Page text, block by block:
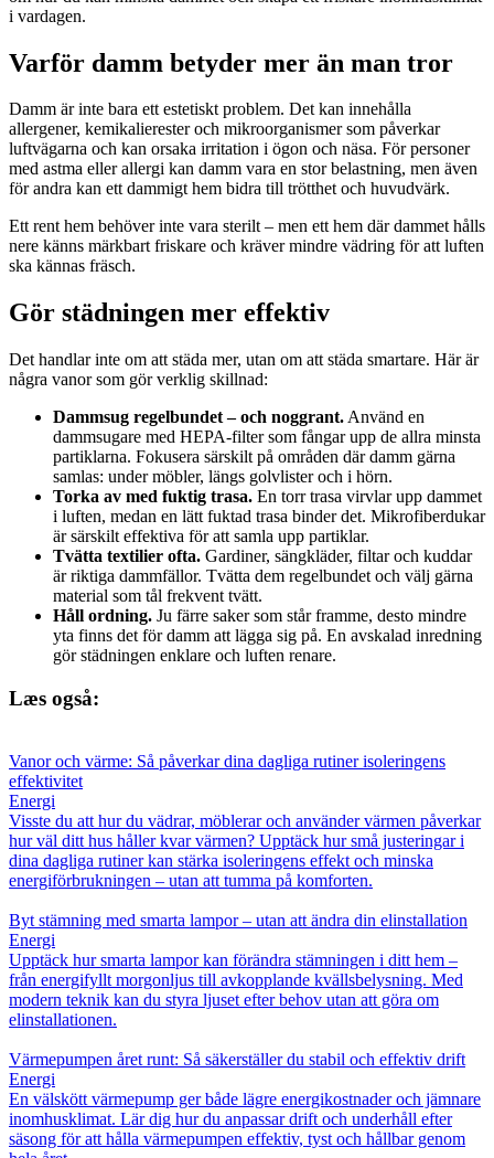
i vardagen.
Varför damm betyder mer än man tror
Damm är inte bara ett estetiskt problem. Det kan innehålla
allergener, kemikalierester och mikroorganismer som påverkar
luftvägarna och kan orsaka irritation i ögon och näsa. För personer
med astma eller allergi kan damm vara en stor belastning, men även
för andra kan ett dammigt hem bidra till trötthet och huvudvärk.
Ett rent hem behöver inte vara sterilt – men ett hem där dammet hålls
nere känns märkbart friskare och kräver mindre vädring för att luften
ska kännas fräsch.
Gör städningen mer effektiv
Det handlar inte om att städa mer, utan om att städa smartare. Här är
några vanor som gör verklig skillnad:
Dammsug regelbundet – och noggrant. Använd en
dammsugare med HEPA-filter som fångar upp de allra minsta
partiklarna. Fokusera särskilt på områden där damm gärna
samlas: under möbler, längs golvlister och i hörn.
Torka av med fuktig trasa. En torr trasa virvlar upp dammet
i luften, medan en lätt fuktad trasa binder det. Mikrofiberdukar
är särskilt effektiva för att samla upp partiklar.
Tvätta textilier ofta. Gardiner, sängkläder, filtar och kuddar
är riktiga dammfällor. Tvätta dem regelbundet och välj gärna
material som tål frekvent tvätt.
Håll ordning. Ju färre saker som står framme, desto mindre
yta finns det för damm att lägga sig på. En avskalad inredning
gör städningen enklare och luften renare.
Læs også:
Vanor och värme: Så påverkar dina dagliga rutiner isoleringens
effektivitet
Energi
Visste du att hur du vädrar, möblerar och använder värmen påverkar
hur väl ditt hus håller kvar värmen? Upptäck hur små justeringar i
dina dagliga rutiner kan stärka isoleringens effekt och minska
energiförbrukningen – utan att tumma på komforten.
Byt stämning med smarta lampor – utan att ändra din elinstallation
Energi
Upptäck hur smarta lampor kan förändra stämningen i ditt hem –
från energifyllt morgonljus till avkopplande kvällsbelysning. Med
modern teknik kan du styra ljuset efter behov utan att göra om
elinstallationen.
Värmepumpen året runt: Så säkerställer du stabil och effektiv drift
Energi
En välskött värmepump ger både lägre energikostnader och jämnare
inomhusklimat. Lär dig hur du anpassar drift och underhåll efter
säsong för att hålla värmepumpen effektiv, tyst och hållbar genom